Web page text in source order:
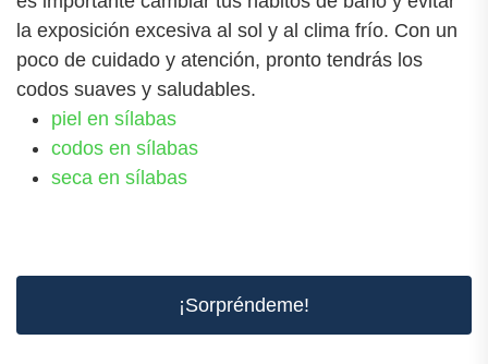
la exposición excesiva al sol y al clima frío. Con un
poco de cuidado y atención, pronto tendrás los
codos suaves y saludables.
piel en sílabas
codos en sílabas
seca en sílabas
¡Sorpréndeme!